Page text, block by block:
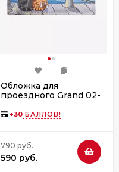
Обложка для
проездного Grand 02-
коты
+30 БАЛЛОВ!
790 руб.
590 руб.